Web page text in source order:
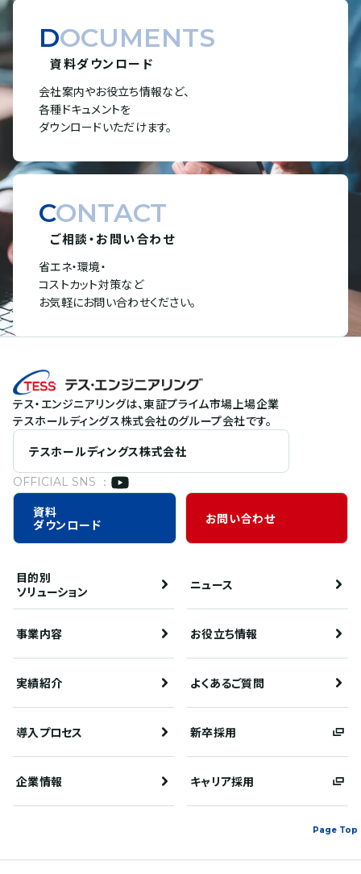
DOCUMENTS
資料ダウンロード
会社案内やお役立ち情報など、
各種ドキュメントを
ダウンロードいただけます。
CONTACT
ご相談・お問い合わせ
省エネ・環境・
コストカット対策など
お気軽にお問い合わせください。
テス・エンジニアリングは、東証プライム市場上場企業
テスホールディングス株式会社のグループ会社です。
テスホールディングス株式会社
OFFICIAL SNS ：
資料
ダウンロード
お問い合わせ
目的別
ソリューション
ニュース
事業内容 お役立ち情報
実績紹介 よくあるご質問
導入プロセス 新卒採用
企業情報 キャリア採用
Page Top